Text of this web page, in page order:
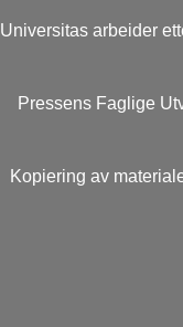
Universitas arbeider
Pressens Faglige
Kopiering av